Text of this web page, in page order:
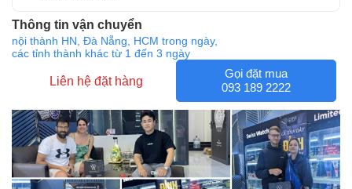
Thông tin vận chuyển
nội thành HN, Đà Nẵng, HCM trong ngày,
các tỉnh thành khác từ 1 đến 3 ngày
Liên hệ đặt hàng
Gọi đặt mua
093 189 2222